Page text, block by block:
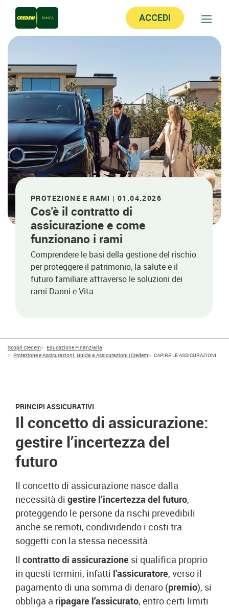
ACCEDI
PROTEZIONE E RAMI | 01.04.2026
Cos'è il contratto di
assicurazione e come
funzionano i rami
Comprendere le basi della gestione del rischio
per proteggere il patrimonio, la salute e il
futuro familiare attraverso le soluzioni dei
rami Danni e Vita.
Scopri Credem
Educazione Finanziaria
Protezione e Assicurazioni: Guida a Assicurazioni | Credem
CAPIRE LE ASSICURAZIONI
PRINCIPI ASSICURATIVI
Il concetto di assicurazione:
gestire l’incertezza del
futuro
Il concetto di assicurazione nasce dalla
necessità di gestire l’incertezza del futuro,
proteggendo le persone da rischi prevedibili
anche se remoti, condividendo i costi tra
soggetti con la stessa necessità.
Il contratto di assicurazione si qualifica proprio
in questi termini, infatti l’assicuratore, verso il
pagamento di una somma di denaro (premio), si
obbliga a ripagare l’assicurato, entro certi limiti